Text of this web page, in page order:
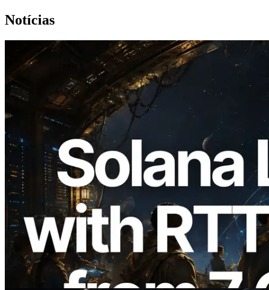
Notícias
2026.08.05
ERPC expande a Solana Leader Slot API
com medição de ping a partir de 7 regiões
globais — Validators Information API
também lançada